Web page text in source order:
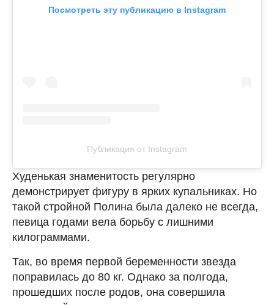
Посмотреть эту публикацию в Instagram
Публикация от Instagram
Худенькая знаменитость регулярно
демонстрирует фигуру в ярких купальниках. Но
такой стройной Полина была далеко не всегда,
певица годами вела борьбу с лишними
килограммами.
Так, во время первой беременности звезда
поправилась до 80 кг. Однако за полгода,
прошедших после родов, она совершила